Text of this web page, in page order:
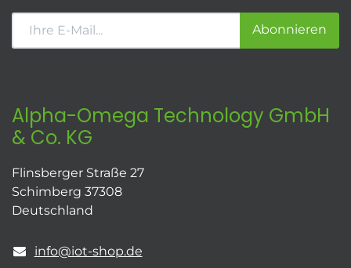
Abonnieren
Alpha-Omega Technology GmbH
& Co. KG
Flinsberger Straße 27
Schimberg 37308
Deutschland
info@iot-shop.de